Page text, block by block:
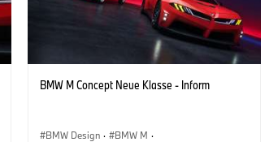
BMW M Concept Neue Klasse - Inform
BMW Design · BMW M ·